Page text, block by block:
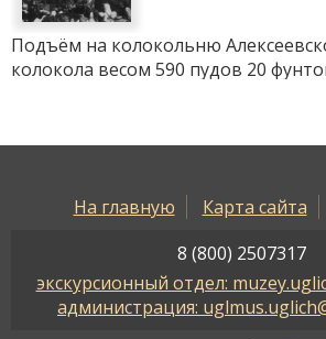
Подъём на колокольню
колокола весом 590 пудов 20
На главную Карта сайта
8 (800) 2507317
экскурсионный отдел:
администрация: